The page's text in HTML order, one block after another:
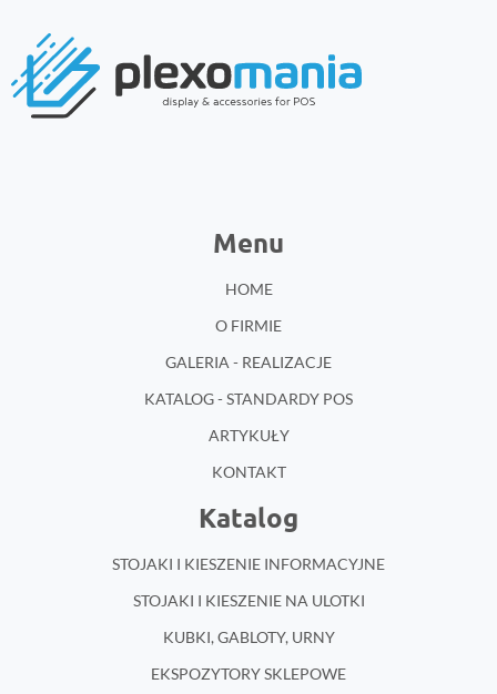
Menu
HOME
O FIRMIE
GALERIA - REALIZACJE
KATALOG - STANDARDY POS
ARTYKUŁY
KONTAKT
Katalog
STOJAKI I KIESZENIE INFORMACYJNE
STOJAKI I KIESZENIE NA ULOTKI
KUBKI, GABLOTY, URNY
EKSPOZYTORY SKLEPOWE